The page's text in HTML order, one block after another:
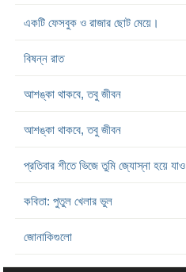
একটি ফেসবুক ও রাজার ছোট মেয়ে।
বিষন্ন রাত
আশঙ্কা থাকবে, তবু জীবন
আশঙ্কা থাকবে, তবু জীবন
প্রতিবার শীতে ভিজে তুমি জ্যোস্না হয়ে যাও
কবিতা: পুতুল খেলার ভুল
জোনাকিগুলো